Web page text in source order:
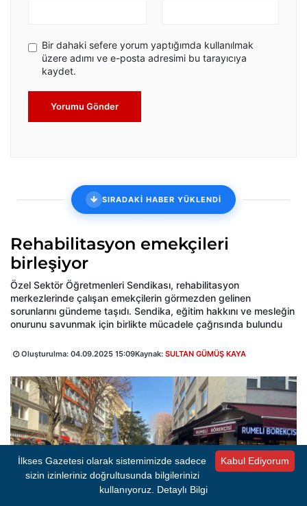
Bir dahaki sefere yorum yaptığımda kullanılmak
üzere adımı ve e-posta adresimi bu tarayıcıya
kaydet.
Yorumu Gönder
SIRADAKİ HABER YÜKLENDİ
Rehabilitasyon emekçileri
birleşiyor
Özel Sektör Öğretmenleri Sendikası, rehabilitasyon
merkezlerinde çalışan emekçilerin görmezden gelinen
sorunlarını gündeme taşıdı. Sendika, eğitim hakkını ve mesleğin
onurunu savunmak için birlikte mücadele çağrısında bulundu
Oluşturulma: 04.09.2025 15:09Kaynak: SULTAN GÜMÜŞ KAYA
Kabul Ediyorum
İlkses Gazetesi olarak sistemimizde sadece
sizin izinleriniz doğrultusunda bilgilerinizi
kullanıyoruz. Detaylı Bilgi